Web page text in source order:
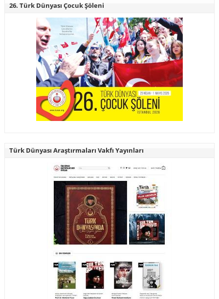
26. Türk Dünyası Çocuk Şöleni
Türk Dünyası Araştırmaları Vakfı Yayınları